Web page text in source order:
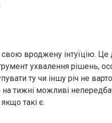
вроджену інтуїцію.
ухвалення рішень,
ту чи іншу річ не
тижні можливі
такі є.